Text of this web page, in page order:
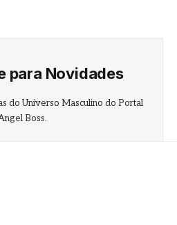
para Novidades
do Universo Masculino do Portal
Boss.